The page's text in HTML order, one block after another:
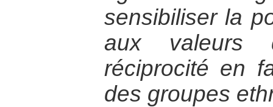
sensibiliser la
aux
réciprocité en
des groupes